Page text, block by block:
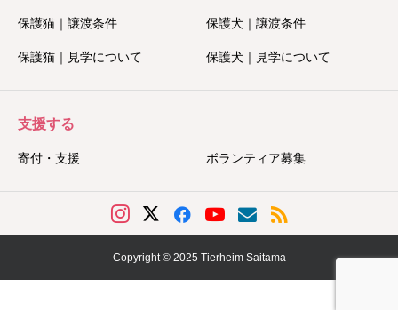
保護猫｜譲渡条件 保護犬｜譲渡条件
保護猫｜見学について 保護犬｜見学について
支援する
寄付・支援 ボランティア募集
Copyright © 2025 Tierheim Saitama